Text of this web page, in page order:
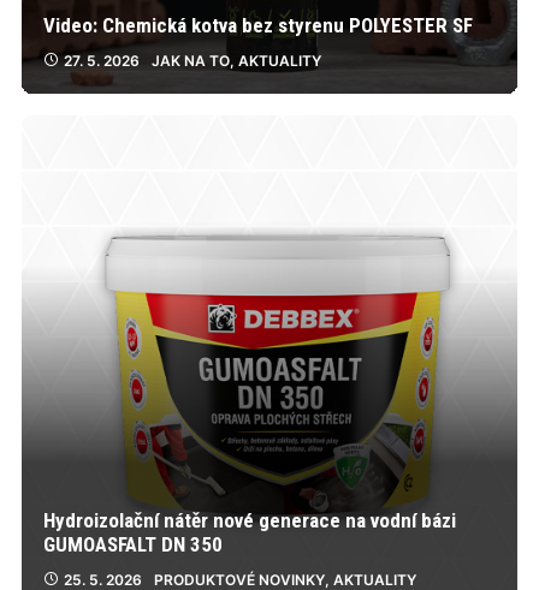
Video: Chemická kotva bez styrenu POLYESTER SF
27. 5. 2026 JAK NA TO, AKTUALITY
Hydroizolační nátěr nové generace na vodní bázi
GUMOASFALT DN 350
25. 5. 2026 PRODUKTOVÉ NOVINKY, AKTUALITY